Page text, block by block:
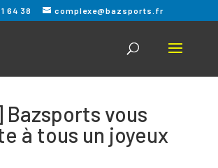
64 38 complexe@bazsports.fr
Bazsports vous
à tous un joyeux